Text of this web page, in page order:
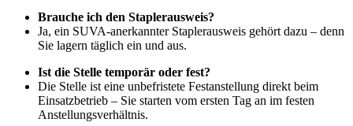
Brauche ich den Staplerausweis?
Ja, ein SUVA-anerkannter Staplerausweis gehört dazu – denn
Sie lagern täglich ein und aus.
Ist die Stelle temporär oder fest?
Die Stelle ist eine unbefristete Festanstellung direkt beim
Einsatzbetrieb – Sie starten vom ersten Tag an im festen
Anstellungsverhältnis.